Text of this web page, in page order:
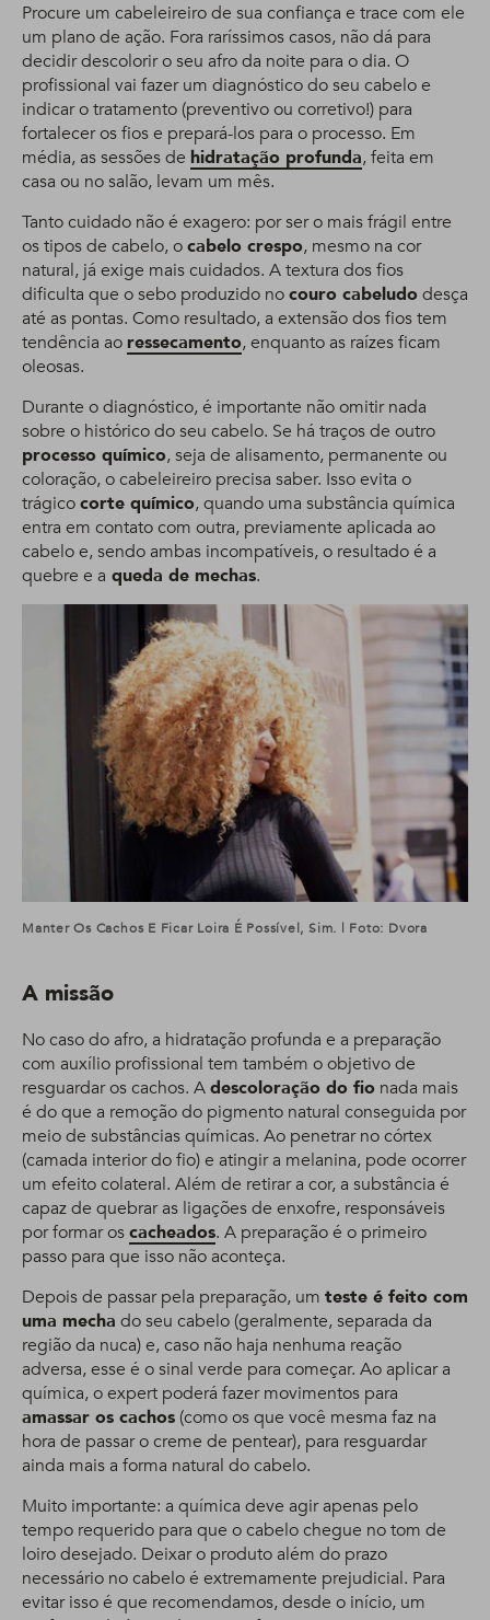
Procure um cabeleireiro de sua confiança e trace com ele
um plano de ação. Fora raríssimos casos, não dá para
decidir descolorir o seu afro da noite para o dia. O
profissional vai fazer um diagnóstico do seu cabelo e
indicar o tratamento (preventivo ou corretivo!) para
fortalecer os fios e prepará-los para o processo. Em
média, as sessões de hidratação profunda, feita em
casa ou no salão, levam um mês.
Tanto cuidado não é exagero: por ser o mais frágil entre
os tipos de cabelo, ocabelo crespo, mesmo na cor
natural, já exige mais cuidados. A textura dos fios
dificulta que o sebo produzido nocouro cabeludo desça
até as pontas. Como resultado, a extensão dos fios tem
tendência aoressecamento, enquanto as raízes ficam
oleosas.
Durante o diagnóstico, é importante não omitir nada
sobre o histórico do seu cabelo. Se há traços de outro
processo químico, seja de alisamento, permanente ou
coloração, o cabeleireiro precisa saber. Isso evita o
trágicocorte químico, quando uma substância química
entra em contato com outra, previamente aplicada ao
cabelo e, sendo ambas incompatíveis, o resultado é a
quebre e a queda de mechas.
Manter Os Cachos E Ficar Loira É Possível, Sim. | Foto: Dvora
A missão
No caso do afro, a hidratação profunda e a preparação
com auxílio profissional tem também o objetivo de
resguardar os cachos. Adescoloração do fio nada mais
é do que a remoção do pigmento natural conseguida por
meio de substâncias químicas. Ao penetrar no córtex
(camada interior do fio) e atingir a melanina, pode ocorrer
um efeito colateral. Além de retirar a cor, a substância é
capaz de quebrar as ligações de enxofre, responsáveis
por formar oscacheados. A preparação é o primeiro
passo para que isso não aconteça.
Depois de passar pela preparação, um teste é feito com
uma mecha do seu cabelo (geralmente, separada da
região da nuca) e, caso não haja nenhuma reação
adversa, esse é o sinal verde para começar. Ao aplicar a
química, o expert poderá fazer movimentos para
amassar os cachos (como os que você mesma faz na
hora de passar o creme de pentear), para resguardar
ainda mais a forma natural do cabelo.
Muito importante: a química deve agir apenas pelo
tempo requerido para que o cabelo chegue no tom de
loiro desejado. Deixar o produto além do prazo
necessário no cabelo é extremamente prejudicial. Para
evitar isso é que recomendamos, desde o início, um